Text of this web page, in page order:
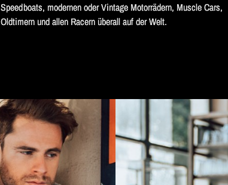
Speedboats, modernen oder Vintage Motorrädern, Muscle Cars,
Oldtimern und allen Racern überall auf der Welt.